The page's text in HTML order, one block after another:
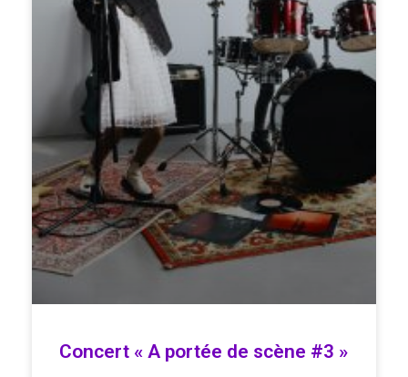
Concert « A portée de scène #3 »